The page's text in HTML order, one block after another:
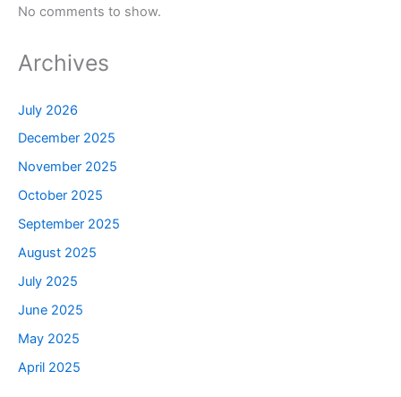
No comments to show.
Archives
July 2026
December 2025
November 2025
October 2025
September 2025
August 2025
July 2025
June 2025
May 2025
April 2025